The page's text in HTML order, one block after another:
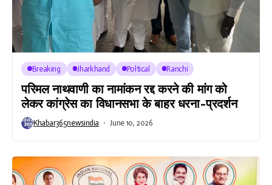
Breaking Jharkhand Poltical Ranchi
परिमल नाथवाणी का नामांकन रद्द करने की मांग को
लेकर कांग्रेस का विधानसभा के बाहर धरना-प्रदर्शन
Khabar365newsindia June 10, 2026